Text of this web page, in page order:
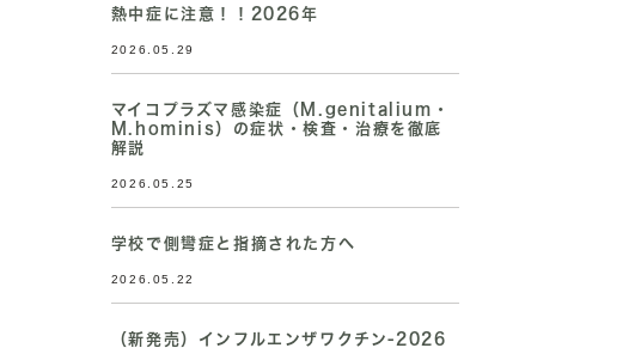
熱中症に注意！！2026年
2026.05.29
マイコプラズマ感染症（M.genitalium・
M.hominis）の症状・検査・治療を徹底
解説
2026.05.25
学校で側彎症と指摘された方へ
2026.05.22
（新発売）インフルエンザワクチン-2026